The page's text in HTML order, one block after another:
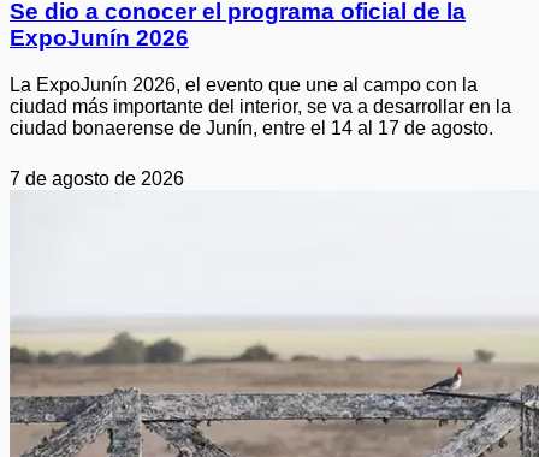
Se dio a conocer el programa oficial de la
ExpoJunín 2026
La ExpoJunín 2026, el evento que une al campo con la
ciudad más importante del interior, se va a desarrollar en la
ciudad bonaerense de Junín, entre el 14 al 17 de agosto.
7 de agosto de 2026